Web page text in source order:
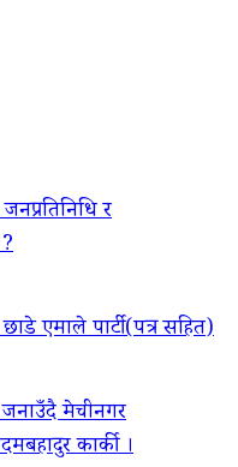
र
एमाले पार्टी(पत्र सहित)
मेचीनगर
कार्की ।